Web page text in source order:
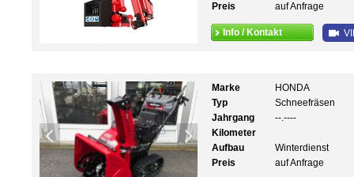
Preis
auf Anfrage
Info / Kontakt
Marke
HONDA
Typ
Schneefräsen
Jahrgang
--.----
Kilometer
Aufbau
Winterdienst
Preis
auf Anfrage